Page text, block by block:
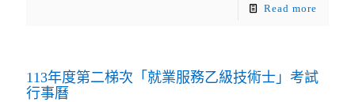
Read more
113年度第二梯次「就業服務乙級技術士」考試
行事曆